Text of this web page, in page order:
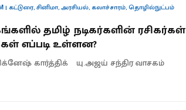
| கட்டுரை,சினிமா,அரசியல், கலாச்சாரம்,தொழில்நுட்பம்
தமிழ் நடிகர்களின் ரசிகர்கள்
எப்படி உள்ளன?
கார்த்திக் யு.அஜய் சந்திர வாசகம்